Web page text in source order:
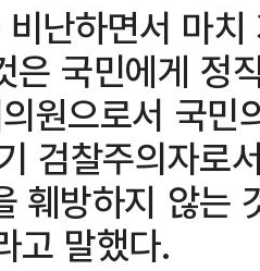
난하면서 마
은 국민에게 정
원으로서 국민
검찰주의자로
훼방하지 않는
고 말했다.